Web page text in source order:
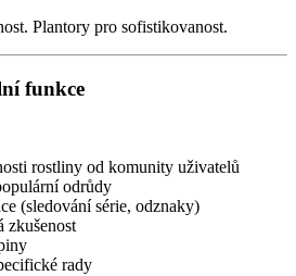
Plantory pro sofistikovanost.
funkce
rostliny od komunity uživatelů
odrůdy
(sledování série, odznaky)
zkušenost
rady